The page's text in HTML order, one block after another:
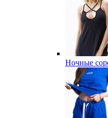
Ночные